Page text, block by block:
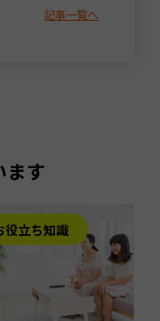
記事一覧へ
ます
役立ち知識